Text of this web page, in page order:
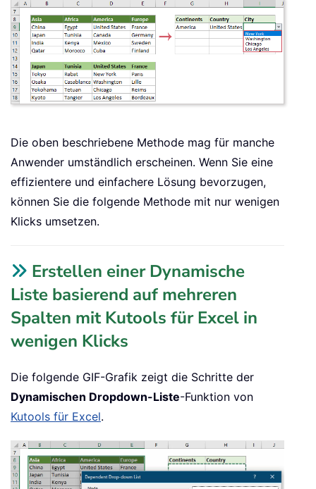
Die oben beschriebene Methode mag für manche
Anwender umständlich erscheinen. Wenn Sie eine
effizientere und einfachere Lösung bevorzugen,
können Sie die folgende Methode mit nur wenigen
Klicks umsetzen.
Erstellen einer Dynamische
Liste basierend auf mehreren
Spalten mit Kutools für Excel in
wenigen Klicks
Die folgende GIF-Grafik zeigt die Schritte der
Dynamischen Dropdown-Liste-Funktion von
Kutools für Excel.